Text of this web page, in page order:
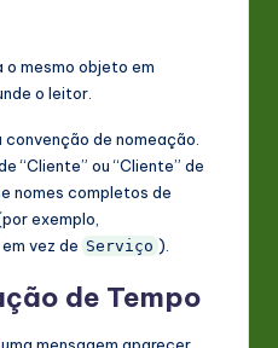
o mesmo objeto em
o leitor.
convenção de nomeação.
“Cliente” ou “Cliente” de
nomes completos de
exemplo,
em vez de Serviço ).
de Tempo